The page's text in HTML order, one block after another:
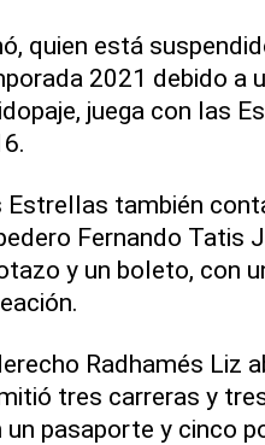
quien está
2021 debido a
juega con las
Estrellas también
Fernando Tatis
y un boleto, con
Radhamés Liz
tres carreras y
un pasaporte y cinco